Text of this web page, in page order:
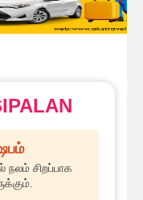
நலம் சிறப்பாக